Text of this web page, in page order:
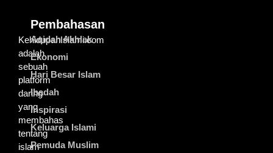
KehidupanIslami.com
adalah
sebuah
platform
daring
yang
membahas
tentang
islam
Pembahasan
Aqidah Akhlak
Ekonomi
Hari Besar Islam
Ibadah
Inspirasi
Keluarga Islami
Pemuda Muslim